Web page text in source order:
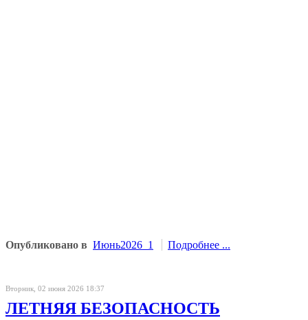
Опубликовано в Июнь2026_1 Подробнее ...
Вторник, 02 июня 2026 18:37
ЛЕТНЯЯ БЕЗОПАСНОСТЬ